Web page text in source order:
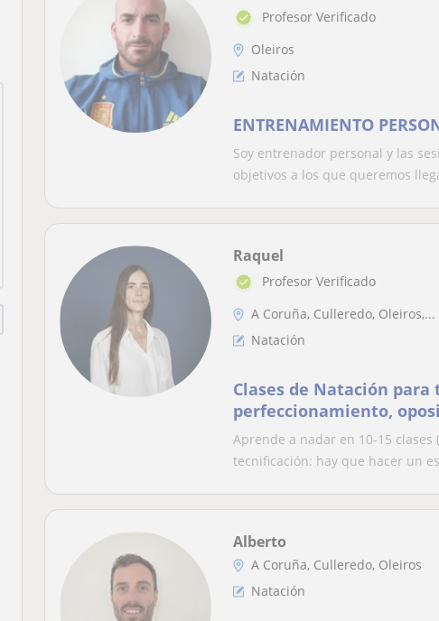
Profesor Verificado
Oleiros
Natación
ENTRENAMIENTO
Soy entrenador personal y las
objetivos a los que queremos
Raquel
Profesor Verificado
A Coruña, Culleredo, Oleiros,...
Natación
Clases de Natación
perfeccionamiento,
específicas
Aprende a nadar en 10-15
tecnificación: hay que hacer un
Alberto
A Coruña, Culleredo, Oleiros
Natación